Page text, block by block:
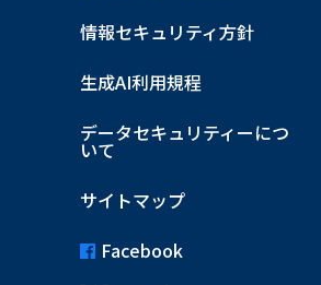
情報セキュリティ方針
生成AI利用規程
データセキュリティーにつ
いて
サイトマップ
Facebook